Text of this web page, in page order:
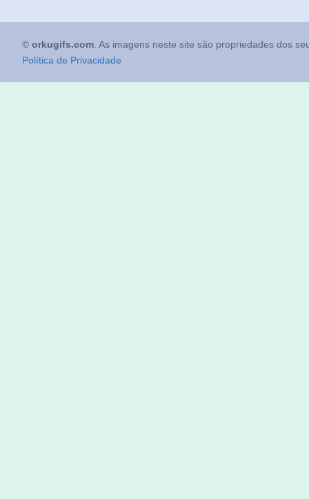
© orkugifs.com . As imagens neste site são propriedades dos
Política de Privacidade